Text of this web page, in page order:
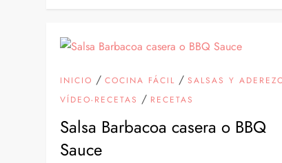
INICIO /COCINA FÁCIL /SALSAS Y
VÍDEO-RECETAS / RECETAS
Salsa Barbacoa casera o BBQ
Sauce